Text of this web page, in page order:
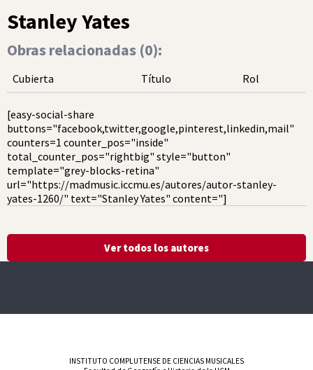
Stanley Yates
Obras relacionadas (0):
Cubierta Título Rol
[easy-social-share
buttons="facebook,twitter,google,pinterest,linkedin,mail"
counters=1 counter_pos="inside"
total_counter_pos="rightbig" style="button"
template="grey-blocks-retina"
url="https://madmusic.iccmu.es/autores/autor-stanley-
yates-1260/" text="Stanley Yates" content="]
Ver todos los autores
INSTITUTO COMPLUTENSE DE CIENCIAS MUSICALES